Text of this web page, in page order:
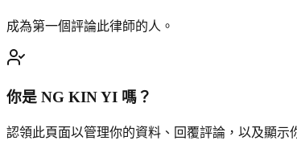
成為第一個評論此律師的人。
你是 NG KIN YI 嗎？
認領此頁面以管理你的資料、回覆評論，以及顯示